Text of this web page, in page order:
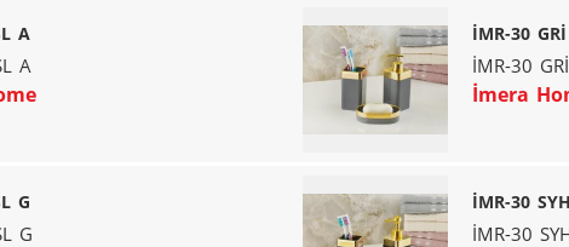
A
A
İMR-30
İMR-30
İmera
G
G
İMR-30
İMR-30